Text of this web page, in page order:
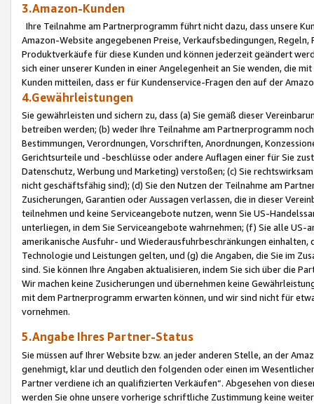
3.Amazon-Kunden
Ihre Teilnahme am Partnerprogramm führt nicht dazu, dass unsere
Amazon-Website angegebenen Preise, Verkaufsbedingungen,
Produktverkäufe für diese Kunden und können jederzeit geändert
sich einer unserer Kunden in einer Angelegenheit an Sie wenden, die
Kunden mitteilen, dass er für Kundenservice-Fragen den auf der
4.Gewährleistungen
Sie gewährleisten und sichern zu, dass (a) Sie gemäß dieser
betreiben werden; (b) weder Ihre Teilnahme am Partnerprogramm
Bestimmungen, Verordnungen, Vorschriften, Anordnungen,
Gerichtsurteile und -beschlüsse oder andere Auflagen einer für Sie
Datenschutz, Werbung und Marketing) verstoßen; (c) Sie
nicht geschäftsfähig sind); (d) Sie den Nutzen der Teilnahme am
Zusicherungen, Garantien oder Aussagen verlassen, die in dieser
teilnehmen und keine Serviceangebote nutzen, wenn Sie US-
unterliegen, in dem Sie Serviceangebote wahrnehmen; (f) Sie alle
amerikanische Ausfuhr- und Wiederausfuhrbeschränkungen
Technologie und Leistungen gelten, und (g) die Angaben, die Sie im
sind. Sie können Ihre Angaben aktualisieren, indem Sie sich über die
Wir machen keine Zusicherungen und übernehmen keine
mit dem Partnerprogramm erwarten können, und wir sind nicht für
vornehmen.
5.Angabe Ihres Partner-Status
Sie müssen auf Ihrer Website bzw. an jeder anderen Stelle, an der
genehmigt, klar und deutlich den folgenden oder einen im
Partner verdiene ich an qualifizierten Verkäufen“. Abgesehen von
werden Sie ohne unsere vorherige schriftliche Zustimmung keine